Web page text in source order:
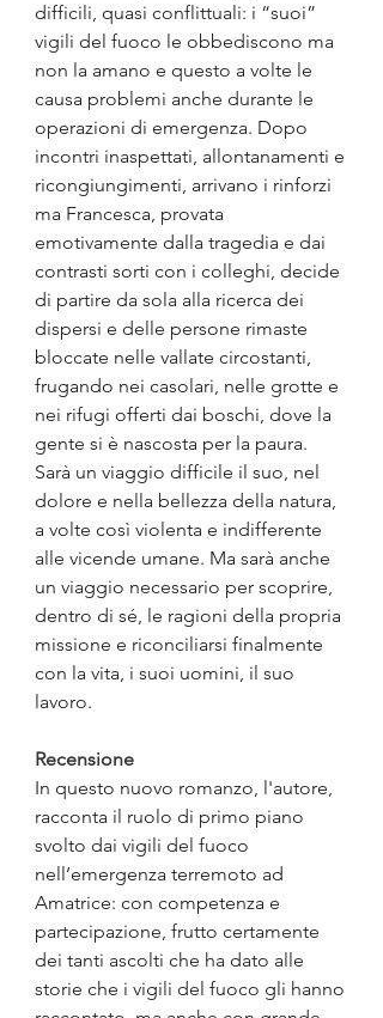
difficili, quasi conflittuali: i “suoi”
vigili del fuoco le obbediscono ma
non la amano e questo a volte le
causa problemi anche durante le
operazioni di emergenza. Dopo
incontri inaspettati, allontanamenti e
ricongiungimenti, arrivano i rinforzi
ma Francesca, provata
emotivamente dalla tragedia e dai
contrasti sorti con i colleghi, decide
di partire da sola alla ricerca dei
dispersi e delle persone rimaste
bloccate nelle vallate circostanti,
frugando nei casolari, nelle grotte e
nei rifugi offerti dai boschi, dove la
gente si è nascosta per la paura.
Sarà un viaggio difficile il suo, nel
dolore e nella bellezza della natura,
a volte così violenta e indifferente
alle vicende umane. Ma sarà anche
un viaggio necessario per scoprire,
dentro di sé, le ragioni della propria
missione e riconciliarsi finalmente
con la vita, i suoi uomini, il suo
lavoro.
Recensione
In questo nuovo romanzo, l'autore,
racconta il ruolo di primo piano
svolto dai vigili del fuoco
nell’emergenza terremoto ad
Amatrice: con competenza e
partecipazione, frutto certamente
dei tanti ascolti che ha dato alle
storie che i vigili del fuoco gli hanno